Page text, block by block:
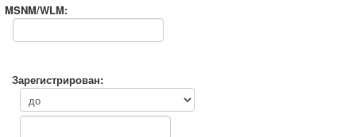
MSNM/WLM:
Зарегистрирован: